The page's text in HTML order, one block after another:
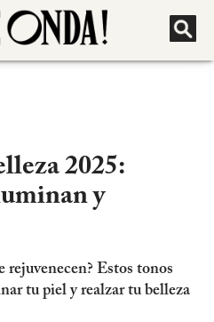
2025:
y
rejuvenecen? Estos tonos
tu piel y realzar tu belleza